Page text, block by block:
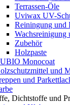
Terrassen-Öle
Uviwax UV-
Reiningung und
Wachsreinigung
Zubehör
Holzpaste
Monocoat
und
und
Dichtstoffe und